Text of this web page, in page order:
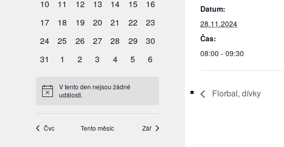
Datum:
28.11.2024
Čas:
08:00 - 09:30
Florbal, dívky